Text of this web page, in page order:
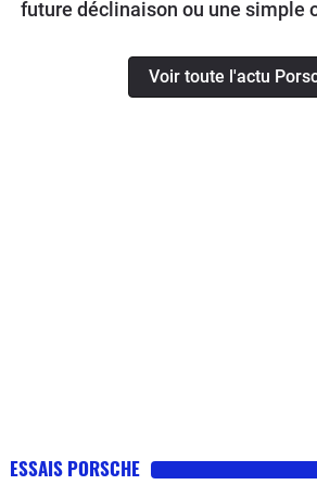
future déclinaison ou une simple
Voir toute l'actu
ESSAIS PORSCHE